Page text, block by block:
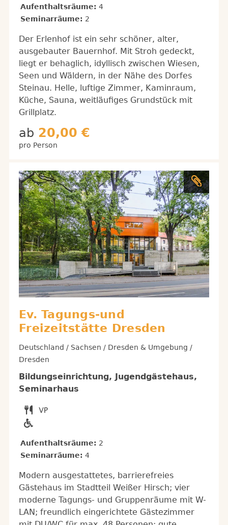
Aufenthaltsräume: 4
Seminarräume: 2
Der Erlenhof ist ein sehr schöner, alter,
ausgebauter Bauernhof. Mit Stroh gedeckt,
liegt er behaglich, idyllisch zwischen Wiesen,
Seen und Wäldern, in der Nähe des Dorfes
Steinau. Helle, luftige Zimmer, Kaminraum,
Küche, Sauna, weitläufiges Grundstück mit
Grillplatz.
ab 20,00 €
pro Person
Ev. Tagungs-und
Freizeitstätte Dresden
Deutschland / Sachsen / Dresden & Umgebung /
Dresden
Bildungseinrichtung, Jugendgästehaus,
Seminarhaus
Aufenthaltsräume: 2
Seminarräume: 4
Modern ausgestattetes, barrierefreies
Gästehaus im Stadtteil Weißer Hirsch; vier
moderne Tagungs- und Gruppenräume mit W-
LAN; freundlich eingerichtete Gästezimmer